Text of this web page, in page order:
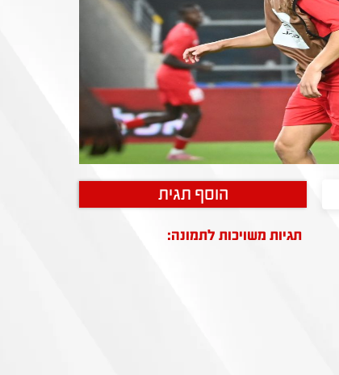
הוסף תגית
תגיות משויכות לתמונה: